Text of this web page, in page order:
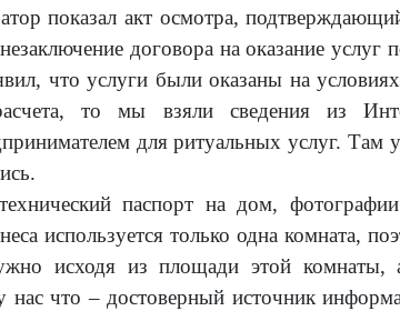
показал акт осмотра,
договора на оказание
что услуги были оказаны на
то мы взяли сведения из
для ритуальных услуг. Там
паспорт на дом,
используется только одна комната,
исходя из площади этой
нас что – достоверный источник